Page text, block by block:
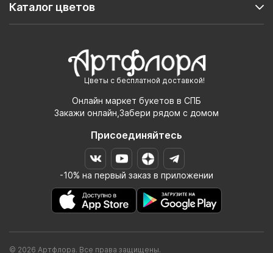
Цветы с бесплатной доставкой!
Онлайн маркет букетов в СПБ
Закажи онлайн,Забери рядом с домом
Присоединяйтесь
-10% на первый заказ в приложении
Каталог цветов
© 2026 Артфлора. Все права защищены.